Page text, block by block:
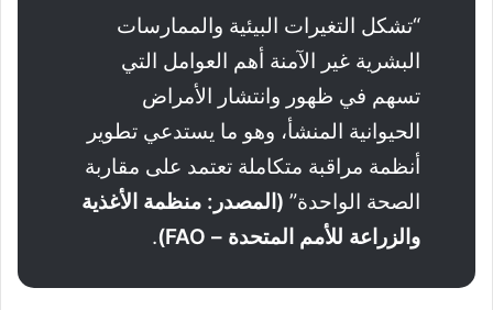
“تشكل التغيرات البيئية والممارسات
البشرية غير الآمنة أهم العوامل التي
تسهم في ظهور وانتشار الأمراض
الحيوانية المنشأ، وهو ما يستدعي تطوير
أنظمة مراقبة متكاملة تعتمد على مقاربة
الصحة الواحدة” (المصدر: منظمة الأغذية
والزراعة للأمم المتحدة – FAO)
.